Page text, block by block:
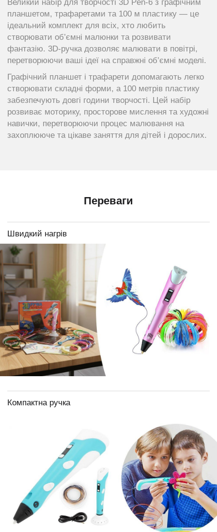
Великий набір для творчості 3D Pen-6 з графічним
планшетом, трафаретами та 100 м пластику — це
ідеальний комплект для всіх, хто любить
створювати об’ємні малюнки та розвивати
фантазію. 3D-ручка дозволяє малювати в повітрі,
перетворюючи ваші ідеї на справжні об’ємні моделі.
Графічний планшет і трафарети допомагають легко
створювати складні форми, а 100 метрів пластику
забезпечують довгі години творчості. Цей набір
розвиває моторику, просторове мислення та художні
навички, перетворюючи процес малювання на
захоплююче та цікавe заняття для дітей і дорослих.
Переваги
Швидкий нагрів
Компактна ручка